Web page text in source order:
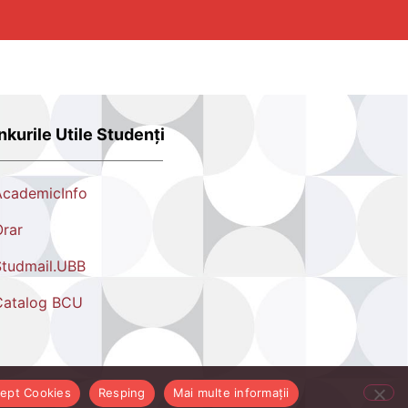
Utile Studenți
BCU
Cookies Resping Mai multe informații